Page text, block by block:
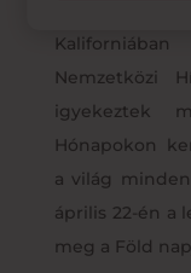
Nemzetközi
igyekeztek
Hónapokon
a világ
április 22-én a
meg a Föld